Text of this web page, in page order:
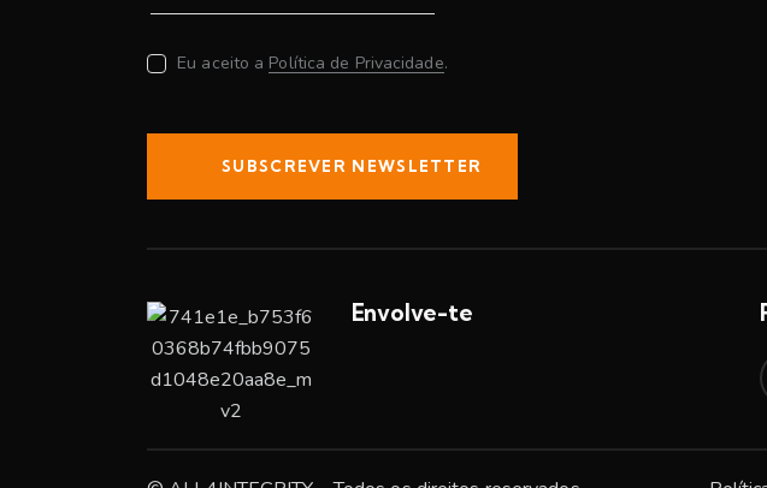
Eu aceito a Política de Privacidade.
SUBSCREVER NEWSLETTER
Envolve-te